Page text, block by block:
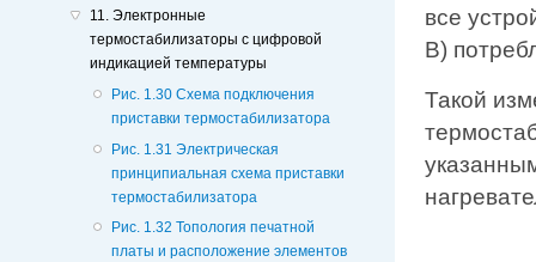
11. Электронные
термостабилизаторы с цифровой
индикацией температуры
Рис. 1.30 Схема подключения
приставки термостабилизатора
Рис. 1.31 Электрическая
принципиальная схема приставки
термостабилизатора
Рис. 1.32 Топология печатной
платы и расположение элементов
все
В)
Такой